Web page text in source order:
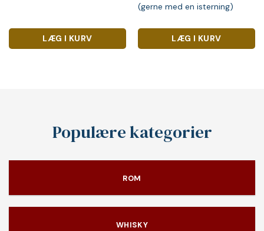
LÆG I KURV
(gerne med en isterning)
LÆG I KURV
Populære kategorier
ROM
WHISKY